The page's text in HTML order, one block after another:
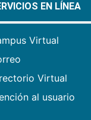
EN LÍNEA
Virtual
Virtual
al usuario